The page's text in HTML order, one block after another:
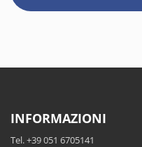
INFORMAZIONI
Tel. +39 051 6705141